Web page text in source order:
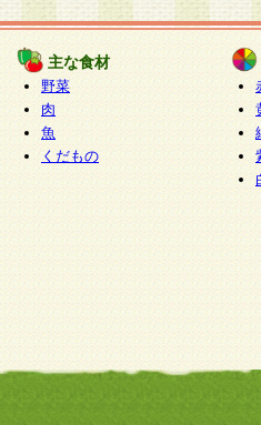
情報管理基準を満
が行われるよう監督
○開示対象個人情報の
本人からの求めに
報の利用目的の通
停止・消去及び第
といいます。）に応
開示等に応じる窓口
ぱくすく食堂個
m
個人情報を与える
意をいただけない
お問い合わせ・ご
主な食材
野菜
肉
魚
くだもの